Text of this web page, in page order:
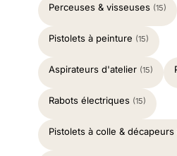
Perceuses & visseuses (15)
Pistolets à peinture (15)
Aspirateurs d'atelier (15)
Rabots électriques (15)
Pistolets à colle &